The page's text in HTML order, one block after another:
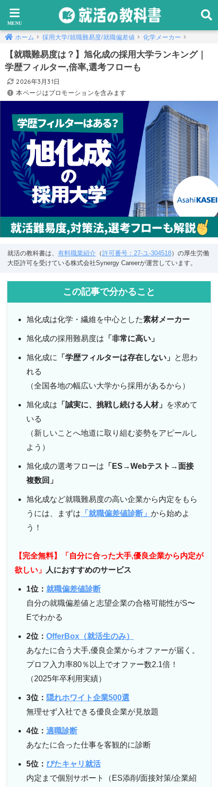
ホーム 採用大学/就職難易度/就職偏差値 化学メーカー
【就職難易度は？】旭化成の採用大学ランキング｜
学歴フィルター,倍率,選考フローも
2026年3月31日
本ページはプロモーションを含みます
就活の教科書は、 有料職業紹介 （許可番号：27-ユ-304518）の厚生労働
大臣許可を受けている株式会社Synergy Careerが運営しています。
この記事で分かること
旭化成は化学・繊維を中心とした素材メーカー
旭化成の採用難易度は 「非常に高い」
旭化成に 「学歴フィルターは存在しない」 と思わ
れる
（全国各地の幅広い大学から採用があるから）
旭化成は 「誠実に、挑戦し続ける人材」 を求めて
いる
（新しいことへ地道に取り組む姿勢をアピールし
よう）
旭化成の選考フローは 「ES→Webテスト→面接
複数回」
旭化成など就職難易度の高い企業から内定をもら
うには、まずは 「就職偏差値診断」 から始めよ
う！
【完全無料】「自分に合った大手,優良企業から内定が
欲しい」
人におすすめのサービス
1位： 就職偏差値診断
自分の就職偏差値と志望企業の合格可能性がS〜
Eでわかる
2位： OfferBox（就活生のみ）
あなたに合う大手,優良企業からオファーが届く。
プロフ入力率80％以上でオファー数2.1倍！
（2025年卒利用実績）
3位： 隠れホワイト企業500選
無理せず入社できる優良企業が見放題
4位： 適職診断
あなたに合った仕事を客観的に診断
5位： ぴたキャリ就活
内定まで個別サポート（ES添削/面接対策/企業紹